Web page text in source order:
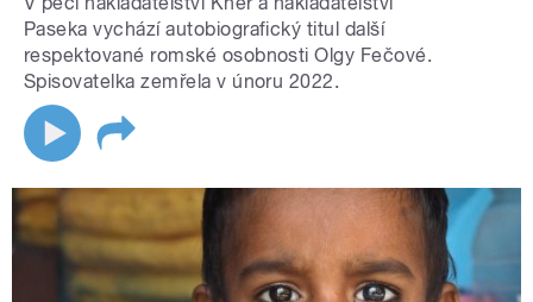
Paseka vychází autobiografický titul další
respektované romské osobnosti Olgy Fečové.
Spisovatelka zemřela v únoru 2022.